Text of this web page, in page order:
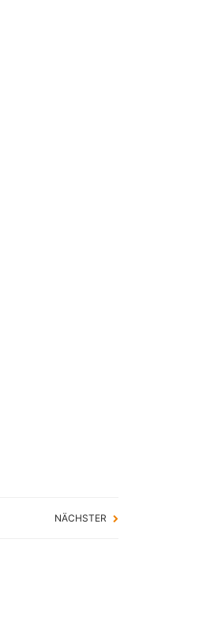
NÄCHSTER